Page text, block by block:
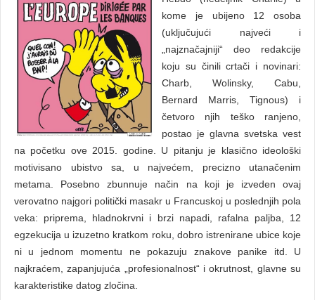
kome je ubijeno 12 osoba
(uključujući najveći i
„najznačajniji“ deo redakcije
koju su činili crtači i novinari:
Charb, Wolinsky, Cabu,
Bernard Marris, Tignous) i
četvoro njih teško ranjeno,
postao je glavna svetska vest
na početku ove 2015. godine. U pitanju je klasično ideološki
motivisano ubistvo sa, u najvećem, precizno utanačenim
metama. Posebno zbunnuje način na koji je izveden ovaj
verovatno najgori politički masakr u Francuskoj u poslednjih pola
veka: priprema, hladnokrvni i brzi napadi, rafalna paljba, 12
egzekucija u izuzetno kratkom roku, dobro istrenirane ubice koje
ni u jednom momentu ne pokazuju znakove panike itd. U
najkraćem, zapanjujuća „profesionalnost“ i okrutnost, glavne su
karakteristike datog zločina.